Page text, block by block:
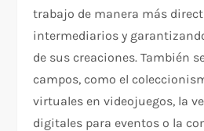
trabajo de manera más
intermediarios y
de sus creaciones. También
campos, como el
virtuales en videojuegos, la
digitales para eventos o la